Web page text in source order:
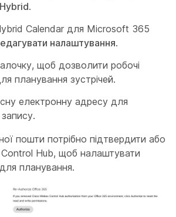
Hybrid.
Calendar для Microsoft 365
налаштування.
щоб дозволити робочі
планування зустрічей.
електронну адресу для
пошти потрібно підтвердити або
Hub, щоб налаштувати
планування.